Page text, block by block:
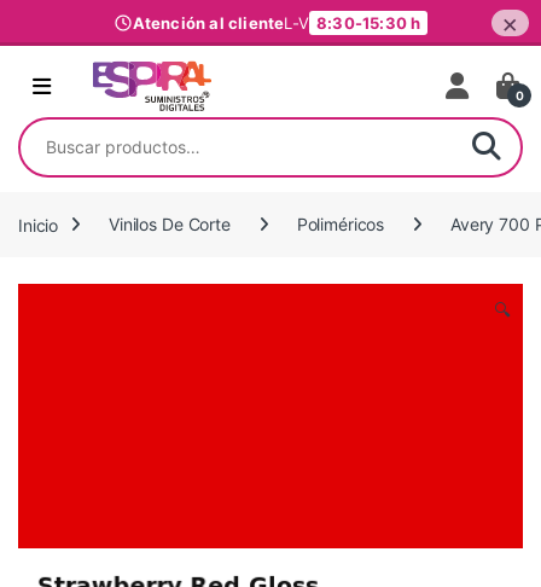
Atención al clienteL-V 8:30-15:30 h ×
Ir al contenido
0
Buscar por:
Inicio Vinilos De Corte Poliméricos Avery 700
🔍